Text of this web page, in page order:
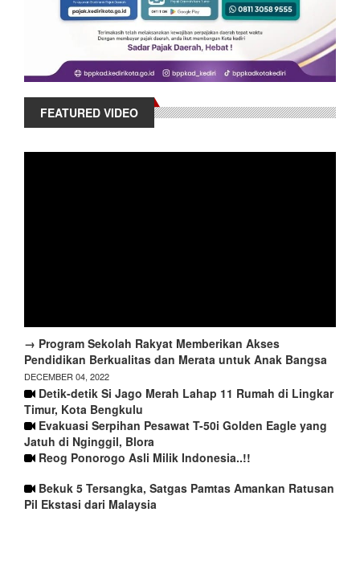
FEATURED VIDEO
→ Program Sekolah Rakyat Memberikan Akses
Pendidikan Berkualitas dan Merata untuk Anak Bangsa
DECEMBER 04, 2022
Detik-detik Si Jago Merah Lahap 11 Rumah di Lingkar
Timur, Kota Bengkulu
Evakuasi Serpihan Pesawat T-50i Golden Eagle yang
Jatuh di Nginggil, Blora
Reog Ponorogo Asli Milik Indonesia..!!
Bekuk 5 Tersangka, Satgas Pamtas Amankan Ratusan
Pil Ekstasi dari Malaysia